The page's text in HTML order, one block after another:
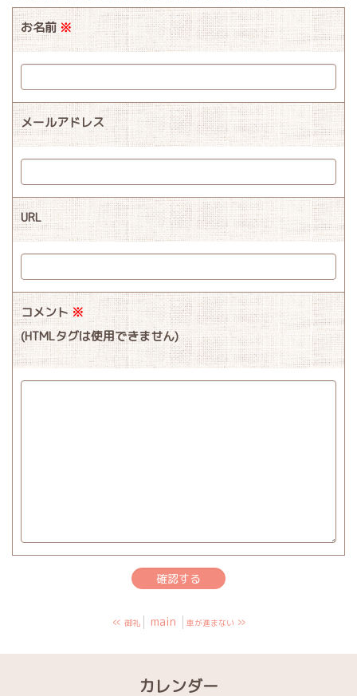
お名前※
メールアドレス
URL
コメント※
(HTMLタグは使用できません)
« 御礼 main 車が進まない »
カレンダー